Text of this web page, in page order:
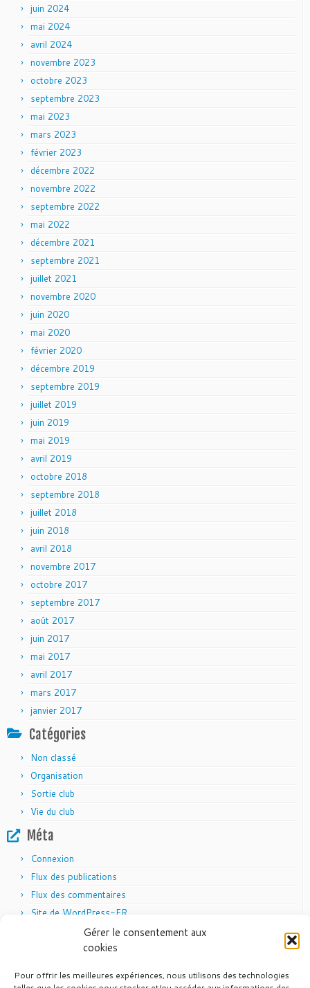
Gérer le consentement aux
cookies
Pour offrir les meilleures expériences, nous utilisons des technologies
juin 2024
mai 2024
avril 2024
novembre 2023
octobre 2023
septembre 2023
mai 2023
mars 2023
février 2023
décembre 2022
novembre 2022
septembre 2022
mai 2022
décembre 2021
septembre 2021
juillet 2021
novembre 2020
juin 2020
mai 2020
février 2020
décembre 2019
septembre 2019
juillet 2019
juin 2019
mai 2019
avril 2019
octobre 2018
septembre 2018
juillet 2018
juin 2018
avril 2018
novembre 2017
octobre 2017
septembre 2017
août 2017
juin 2017
mai 2017
avril 2017
mars 2017
janvier 2017
Catégories
Non classé
Organisation
Sortie club
Vie du club
Méta
Connexion
Flux des publications
Flux des commentaires
Site de WordPress-FR
Articles récents